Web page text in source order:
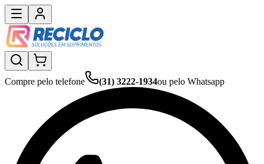
Compre pelo telefone (31) 3222-1934ou pelo Whatsapp